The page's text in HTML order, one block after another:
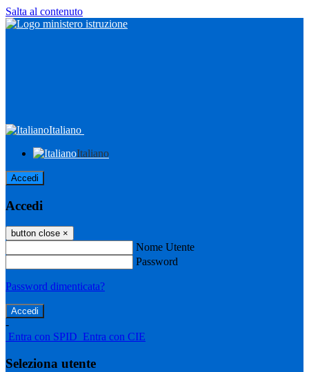
Salta al contenuto
Italiano
Italiano
Accedi
Accedi
button close ×
Nome Utente
Password
Password dimenticata?
-
Entra con SPID Entra con CIE
Seleziona utente